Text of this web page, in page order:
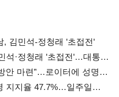
김민석-정청래 '초접전'
석·정청래 '초접전'…대통령
안 마련”…로이터에 성명
지지율 47.7%…일주일